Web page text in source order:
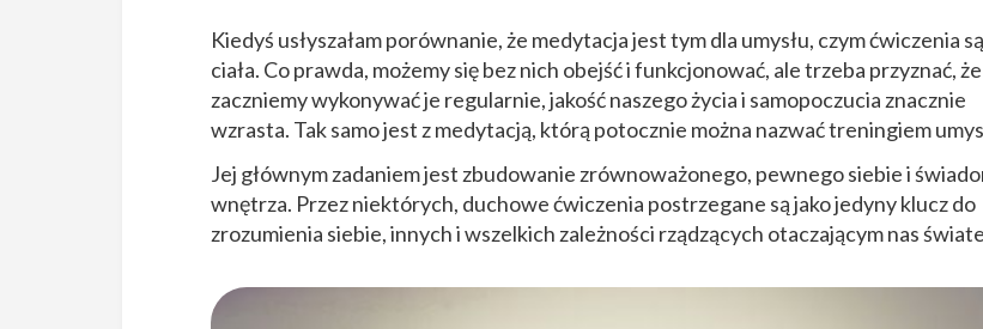
Kiedyś usłyszałam porównanie, że medytacja jest tym dla umysłu, czym ćwiczenia
ciała. Co prawda, możemy się bez nich obejść i funkcjonować, ale trzeba przyznać,
zaczniemy wykonywać je regularnie, jakość naszego życia i samopoczucia znacznie
wzrasta. Tak samo jest z medytacją, którą potocznie można nazwać treningiem
Jej głównym zadaniem jest zbudowanie zrównoważonego, pewnego siebie i
wnętrza. Przez niektórych, duchowe ćwiczenia postrzegane są jako jedyny klucz do
zrozumienia siebie, innych i wszelkich zależności rządzących otaczającym nas